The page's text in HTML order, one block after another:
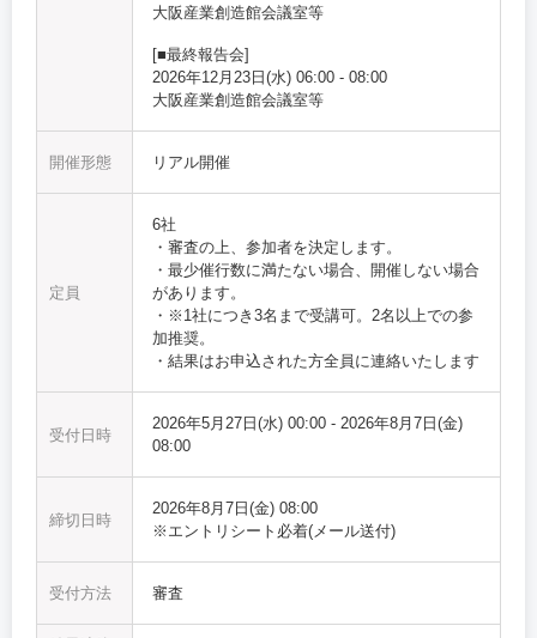
大阪産業創造館会議室等
[■最終報告会]
2026年12月23日(水) 06:00 - 08:00
大阪産業創造館会議室等
開催形態 リアル開催
定員
6社
・審査の上、参加者を決定します。
・最少催行数に満たない場合、開催しない場合
があります。
・※1社につき3名まで受講可。2名以上での参
加推奨。
・結果はお申込された方全員に連絡いたします
受付日時
2026年5月27日(水) 00:00 - 2026年8月7日(金)
08:00
締切日時
2026年8月7日(金) 08:00
※エントリシート必着(メール送付)
受付方法 審査